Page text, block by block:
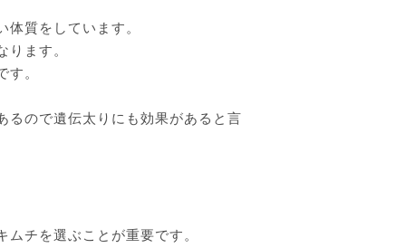
質をしています。
ます。
。
るので遺伝太りにも効果があると言
チを選ぶことが重要です。